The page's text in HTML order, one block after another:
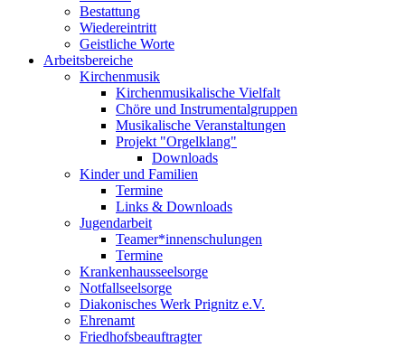
Bestattung
Wiedereintritt
Geistliche Worte
Arbeitsbereiche
Kirchenmusik
Kirchenmusikalische Vielfalt
Chöre und Instrumentalgruppen
Musikalische Veranstaltungen
Projekt "Orgelklang"
Downloads
Kinder und Familien
Termine
Links & Downloads
Jugendarbeit
Teamer*innenschulungen
Termine
Krankenhausseelsorge
Notfallseelsorge
Diakonisches Werk Prignitz e.V.
Ehrenamt
Friedhofsbeauftragter